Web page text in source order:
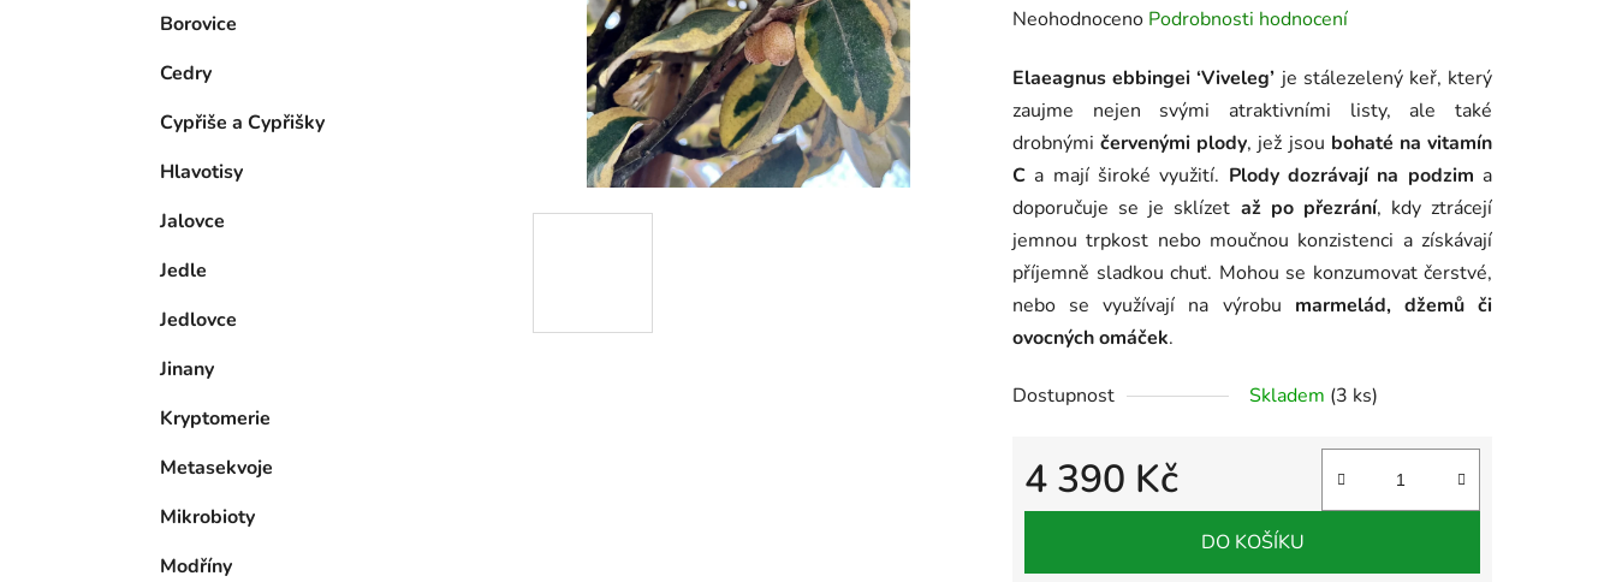
Borovice
Cedry
Cypřiše a Cypřišky
Hlavotisy
Jalovce
Jedle
Jedlovce
Jinany
Kryptomerie
Metasekvoje
Mikrobioty
Modříny
Průměrné
produktu
je
0,0
z
5
hvězdiček.
Neohodnoceno Podrobnosti hodnocení
Elaeagnus ebbingei ‘Viveleg’ je stálezelený keř, který
zaujme nejen svými atraktivními listy, ale také
drobnýmičervenými plody, jež jsou bohaté na vitamín
C a mají široké využití. Plody dozrávají na podzim a
doporučuje se je sklízet až po přezrání, kdy ztrácejí
jemnou trpkost nebo moučnou konzistenci a získávají
příjemně sladkou chuť. Mohou se konzumovat čerstvé,
nebo se využívají na výrobu marmelád, džemů či
ovocných omáček.
Dostupnost Skladem (3 ks)
4 390 Kč
Měrná cena:
DO KOŠÍKU